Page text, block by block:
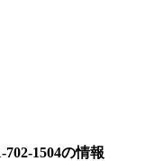
702-1504の情報